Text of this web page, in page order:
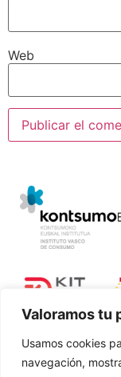
Valoramos tu
Usamos cookies
navegación,
Web